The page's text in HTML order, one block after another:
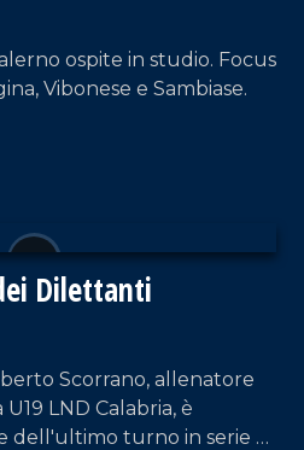
ospite in studio. Focus
Vibonese e Sambiase.
Dilettanti
Scorrano, allenatore
LND Calabria, è
dell'ultimo turno in serie D